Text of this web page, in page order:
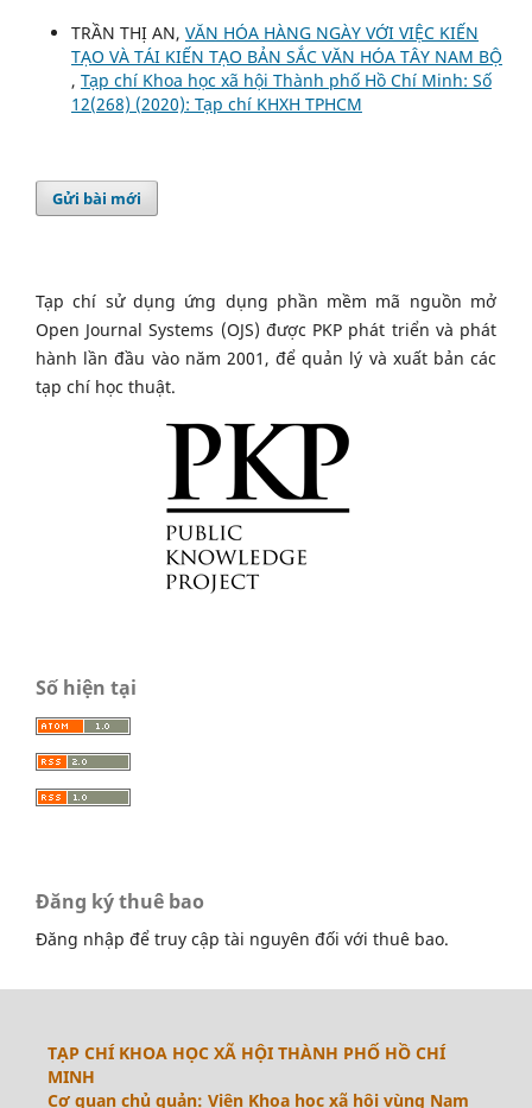
TRẦN THỊ AN, VĂN HÓA HÀNG NGÀY VỚI VIỆC KIẾN
TẠO VÀ TÁI KIẾN TẠO BẢN SẮC VĂN HÓA TÂY NAM BỘ
, Tạp chí Khoa học xã hội Thành phố Hồ Chí Minh: Số
12(268) (2020): Tạp chí KHXH TPHCM
Gửi bài mới
Tạp chí sử dụng ứng dụng phần mềm mã nguồn mở
Open Journal Systems (OJS) được PKP phát triển và phát
hành lần đầu vào năm 2001, để quản lý và xuất bản các
tạp chí học thuật.
Số hiện tại
Đăng ký thuê bao
Đăng nhập để truy cập tài nguyên đối với thuê bao.
TẠP CHÍ KHOA HỌC XÃ HỘI THÀNH PHỐ HỒ CHÍ
MINH
Cơ quan chủ quản: Viện Khoa học xã hội vùng Nam